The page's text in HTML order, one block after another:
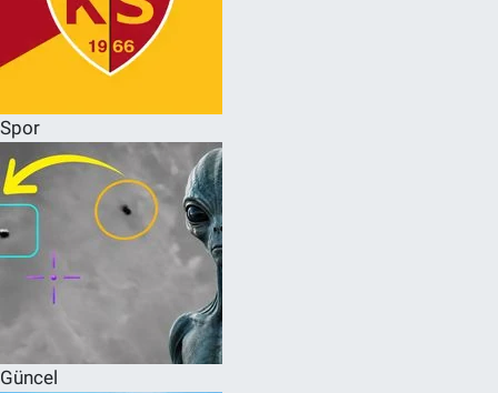
Spor
Güncel